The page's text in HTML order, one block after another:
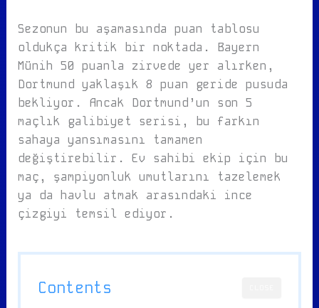
Sezonun bu aşamasında puan tablosu
oldukça kritik bir noktada. Bayern
Münih 50 puanla zirvede yer alırken,
Dortmund yaklaşık 8 puan geride pusuda
bekliyor. Ancak Dortmund’un son 5
maçlık galibiyet serisi, bu farkın
sahaya yansımasını tamamen
değiştirebilir. Ev sahibi ekip için bu
maç, şampiyonluk umutlarını tazelemek
ya da havlu atmak arasındaki ince
çizgiyi temsil ediyor.
Contents